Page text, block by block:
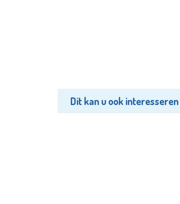
Dit kan u ook interesseren